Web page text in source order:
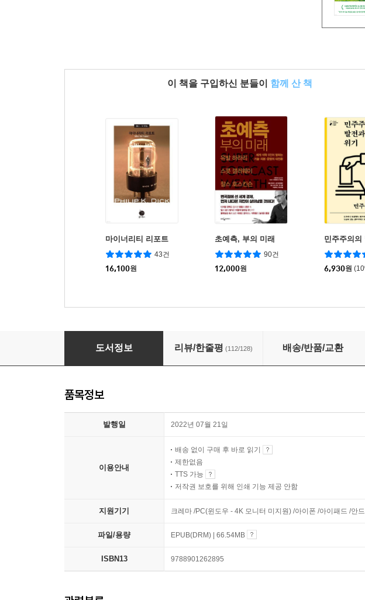
이 책을 구입하신 분들이 함께 산 책
마이너리티 리포트
43건
16,100원
초예측, 부의 미래
90건
12,000원
민주주의의
6,930원
계속 가봅시다 남는 게 체력인데
도서정보 리뷰/한줄평 (112/128) 배송/반품/교환
품목정보
발행일 2022년 07월 21일
이용안내
배송 없이 구매 후 바로 읽기
제한없음
TTS 가능
저작권 보호를 위해 인쇄 기능 제공 안함
지원기기 크레마 /PC(윈도우 - 4K 모니터 미지원) /아이폰 /아이패드 /안
파일/용량 EPUB(DRM) | 66.54MB
ISBN13 9788901262895